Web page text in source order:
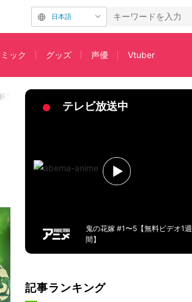
日本語
ック グッズ 声優 Vtuber
！
テレビ放送中
鬼の花嫁 #1〜5【無料ビデオ1週
間】
記事ランキング